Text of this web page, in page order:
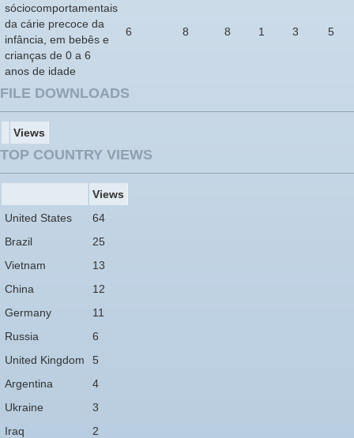
sóciocomportamentais
da cárie precoce da
infância, em bebês e
crianças de 0 a 6
anos de idade
6 8 8 1 3 5
FILE DOWNLOADS
Views
TOP COUNTRY VIEWS
Views
United States
64
Brazil
25
Vietnam
13
China
12
Germany
11
Russia
6
United Kingdom
5
Argentina
4
Ukraine
3
Iraq
2